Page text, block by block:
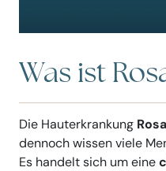
Was ist
Die Hauterkrankung
dennoch wissen viele
Es handelt sich um eine